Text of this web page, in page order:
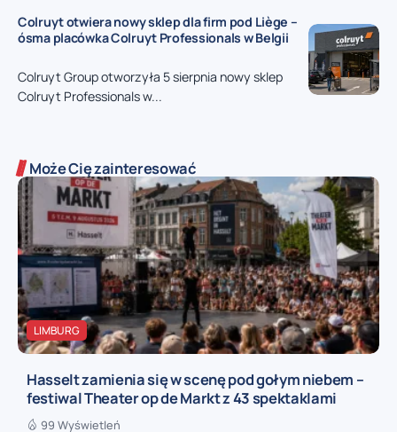
Colruyt otwiera nowy sklep dla firm pod Liège –
ósma placówka Colruyt Professionals w Belgii
Colruyt Group otworzyła 5 sierpnia nowy sklep
Colruyt Professionals w...
Może Cię zainteresować
LIMBURG
Hasselt zamienia się w scenę pod gołym niebem –
festiwal Theater op de Markt z 43 spektaklami
99 Wyświetleń